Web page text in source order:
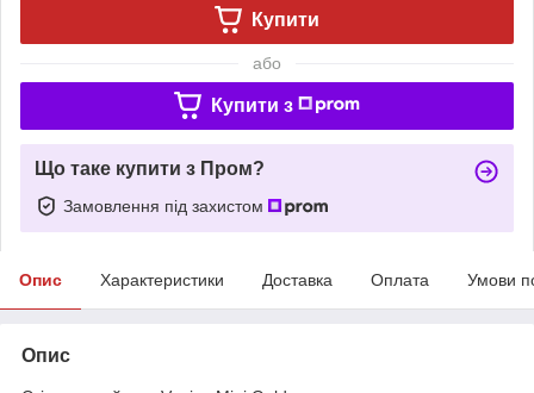
Купити
або
Купити з
Що таке купити з Пром?
Замовлення під захистом
Опис Характеристики Доставка Оплата Умови
Опис